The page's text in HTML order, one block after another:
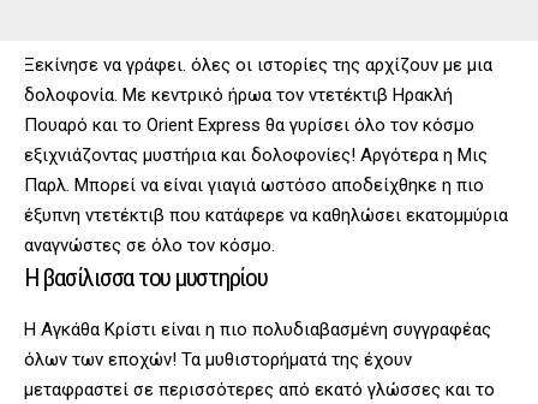
Ξεκίνησε να γράφει. όλες οι ιστορίες της αρχίζουν με μια
δολοφονία. Με κεντρικό ήρωα τον ντετέκτιβ Ηρακλή
Πουαρό και το Orient Express θα γυρίσει όλο τον κόσμο
εξιχνιάζοντας μυστήρια και δολοφονίες! Αργότερα η Μις
Παρλ. Μπορεί να είναι γιαγιά ωστόσο αποδείχθηκε η πιο
έξυπνη ντετέκτιβ που κατάφερε να καθηλώσει εκατομμύρια
αναγνώστες σε όλο τον κόσμο.
Η βασίλισσα του μυστηρίου
Η Αγκάθα Κρίστι είναι η πιο πολυδιαβασμένη συγγραφέας
όλων των εποχών! Τα μυθιστορήματά της έχουν
μεταφραστεί σε περισσότερες από εκατό γλώσσες και το